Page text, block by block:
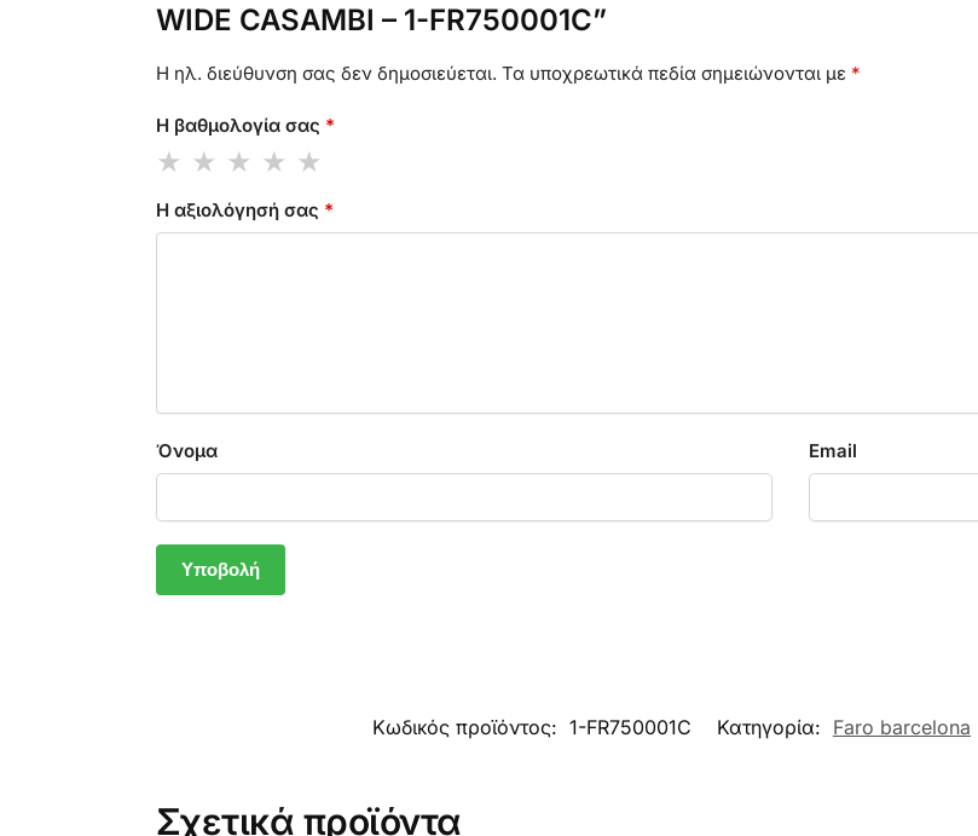
WIDE CASAMBI – 1-FR750001C”
Η ηλ. διεύθυνση σας δεν δημοσιεύεται. Τα υποχρεωτικά πεδία σημειώνονται με *
Η βαθμολογία σας *
Η αξιολόγησή σας *
Όνομα Email
Κωδικός προϊόντος: 1-FR750001C Κατηγορία: Faro barcelona
Σχετικά προϊόντα